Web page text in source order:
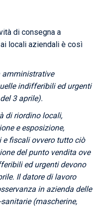
di consegna a
locali aziendali è così
amministrative
indifferibili ed urgenti
3 aprile).
di riordino locali,
e esposizione,
fiscali ovvero tutto ciò
del punto vendita ove
ed urgenti devono
Il datore di lavoro
in azienda delle
(mascherine,